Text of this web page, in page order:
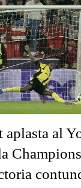
aplasta al